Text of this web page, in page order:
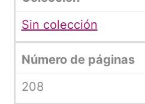
Sin colección
Número de páginas
208